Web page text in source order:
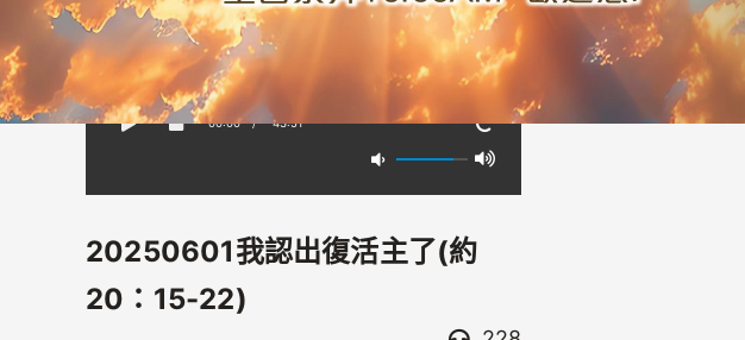
00:00 / -43:51
20250601我認出復活主了(約
20：15-22)